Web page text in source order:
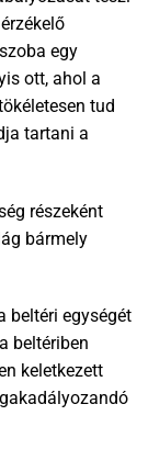
egy
ott, ahol a
tud
tartani a
részeként
bármely
beltéri egységét
beltériben
keletkezett